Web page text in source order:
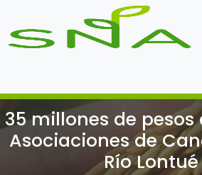
35 millones de
Asociaciones de
Río Lontué